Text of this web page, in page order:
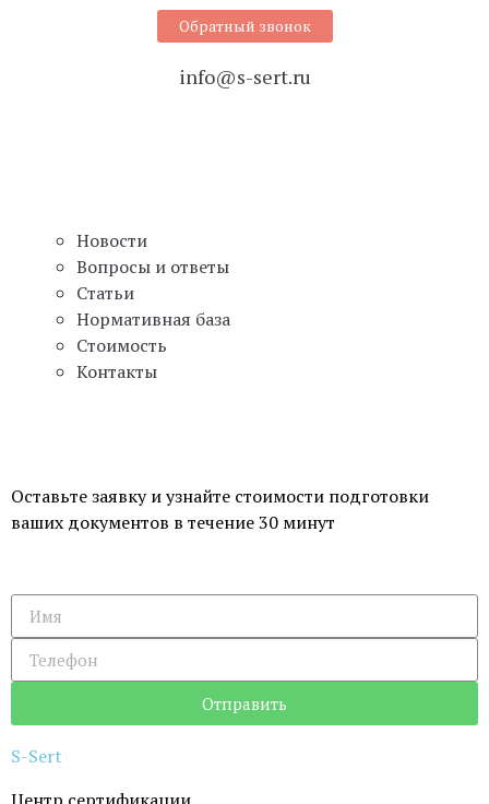
Обратный звонок
info@s-sert.ru
Новости
Вопросы и ответы
Статьи
Нормативная база
Стоимость
Контакты
Оставьте заявку и узнайте стоимости подготовки
ваших документов в течение 30 минут
Отправить
S-Sert